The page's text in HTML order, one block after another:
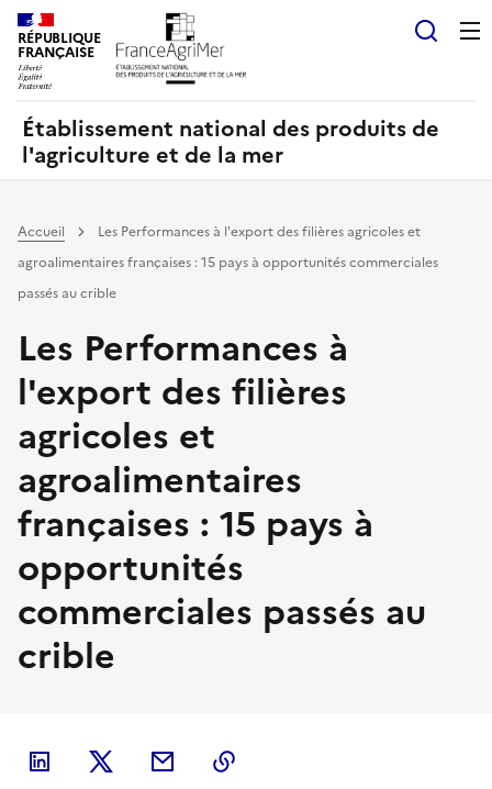
RÉPUBLIQUE
FRANÇAISE
Établissement national des produits de
l'agriculture et de la mer
Accueil
Les Performances à l'export des filières agricoles et
agroalimentaires françaises : 15 pays à opportunités commerciales
passés au crible
Les Performances à
l'export des filières
agricoles et
agroalimentaires
françaises : 15 pays à
opportunités
commerciales passés au
crible
Panneau de gestion des cookies